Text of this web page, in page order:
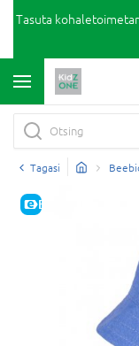
Tasuta
Tagasi
E-HIND